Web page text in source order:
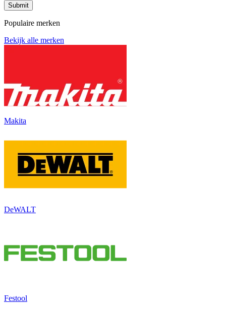
Submit
Populaire merken
Bekijk alle merken
Makita
DeWALT
Festool